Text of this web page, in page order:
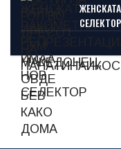
СЕЛЕКТОР